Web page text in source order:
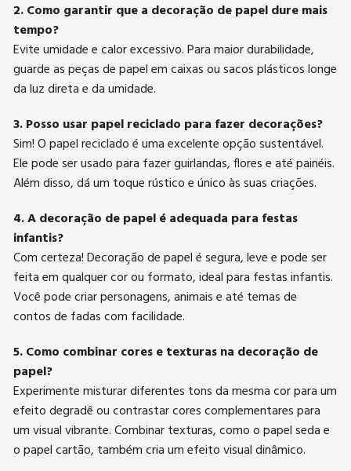
2. Como garantir que a decoração de papel dure mais
tempo?
Evite umidade e calor excessivo. Para maior durabilidade,
guarde as peças de papel em caixas ou sacos plásticos longe
da luz direta e da umidade.
3. Posso usar papel reciclado para fazer decorações?
Sim! O papel reciclado é uma excelente opção sustentável.
Ele pode ser usado para fazer guirlandas, flores e até painéis.
Além disso, dá um toque rústico e único às suas criações.
4. A decoração de papel é adequada para festas
infantis?
Com certeza! Decoração de papel é segura, leve e pode ser
feita em qualquer cor ou formato, ideal para festas infantis.
Você pode criar personagens, animais e até temas de
contos de fadas com facilidade.
5. Como combinar cores e texturas na decoração de
papel?
Experimente misturar diferentes tons da mesma cor para um
efeito degradê ou contrastar cores complementares para
um visual vibrante. Combinar texturas, como o papel seda e
o papel cartão, também cria um efeito visual dinâmico.